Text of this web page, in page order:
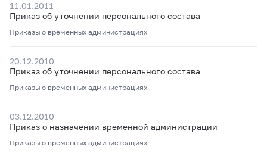
11.01.2011
Приказ об уточнении персонального состава
Приказы о временных администрациях
20.12.2010
Приказ об уточнении персонального состава
Приказы о временных администрациях
03.12.2010
Приказ о назначении временной администрации
Приказы о временных администрациях